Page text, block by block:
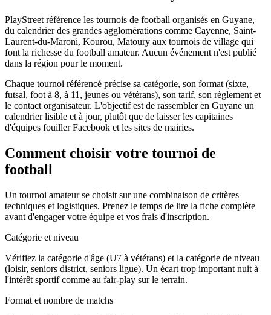
PlayStreet référence les tournois de football organisés en Guyane,
du calendrier des grandes agglomérations comme Cayenne, Saint-
Laurent-du-Maroni, Kourou, Matoury aux tournois de village qui
font la richesse du football amateur. Aucun événement n'est publié
dans la région pour le moment.
Chaque tournoi référencé précise sa catégorie, son format (sixte,
futsal, foot à 8, à 11, jeunes ou vétérans), son tarif, son règlement et
le contact organisateur. L'objectif est de rassembler en Guyane un
calendrier lisible et à jour, plutôt que de laisser les capitaines
d'équipes fouiller Facebook et les sites de mairies.
Comment choisir votre tournoi de
football
Un tournoi amateur se choisit sur une combinaison de critères
techniques et logistiques. Prenez le temps de lire la fiche complète
avant d'engager votre équipe et vos frais d'inscription.
Catégorie et niveau
Vérifiez la catégorie d'âge (U7 à vétérans) et la catégorie de niveau
(loisir, seniors district, seniors ligue). Un écart trop important nuit à
l'intérêt sportif comme au fair-play sur le terrain.
Format et nombre de matchs